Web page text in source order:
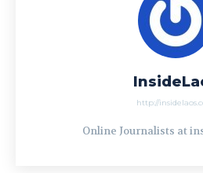
http://
Online Journalists at